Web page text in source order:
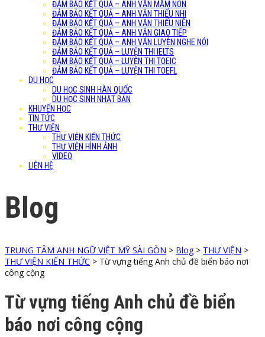
ĐẢM BẢO KẾT QUẢ – ANH VĂN MẦM NON
ĐẢM BẢO KẾT QUẢ – ANH VĂN THIẾU NHI
ĐẢM BẢO KẾT QUẢ – ANH VĂN THIẾU NIÊN
ĐẢM BẢO KẾT QUẢ – ANH VĂN GIAO TIẾP
ĐẢM BẢO KẾT QUẢ – ANH VĂN LUYỆN NGHE NÓI
ĐẢM BẢO KẾT QUẢ – LUYỆN THI IELTS
ĐẢM BẢO KẾT QUẢ – LUYỆN THI TOEIC
ĐẢM BẢO KẾT QUẢ – LUYỆN THI TOEFL
DU HỌC
DU HỌC SINH HÀN QUỐC
DU HỌC SINH NHẬT BẢN
KHUYẾN HỌC
TIN TỨC
THƯ VIỆN
THƯ VIỆN KIẾN THỨC
THƯ VIỆN HÌNH ẢNH
VIDEO
LIÊN HỆ
Blog
TRUNG TÂM ANH NGỮ VIỆT MỸ SÀI GÒN > Blog> THƯ VIỆN >
THƯ VIỆN KIẾN THỨC > Từ vựng tiếng Anh chủ đề biển báo nơi
công cộng
Từ vựng tiếng Anh chủ đề biển
báo nơi công cộng